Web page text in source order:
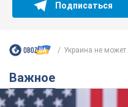
Подписаться
Украина не может...
Важное